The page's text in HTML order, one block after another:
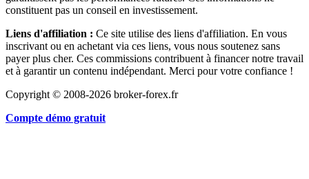
constituent pas un conseil en investissement.
Liens d'affiliation : Ce site utilise des liens d'affiliation. En vous
inscrivant ou en achetant via ces liens, vous nous soutenez sans
payer plus cher. Ces commissions contribuent à financer notre travail
et à garantir un contenu indépendant. Merci pour votre confiance !
Copyright © 2008-2026 broker-forex.fr
Compte démo gratuit